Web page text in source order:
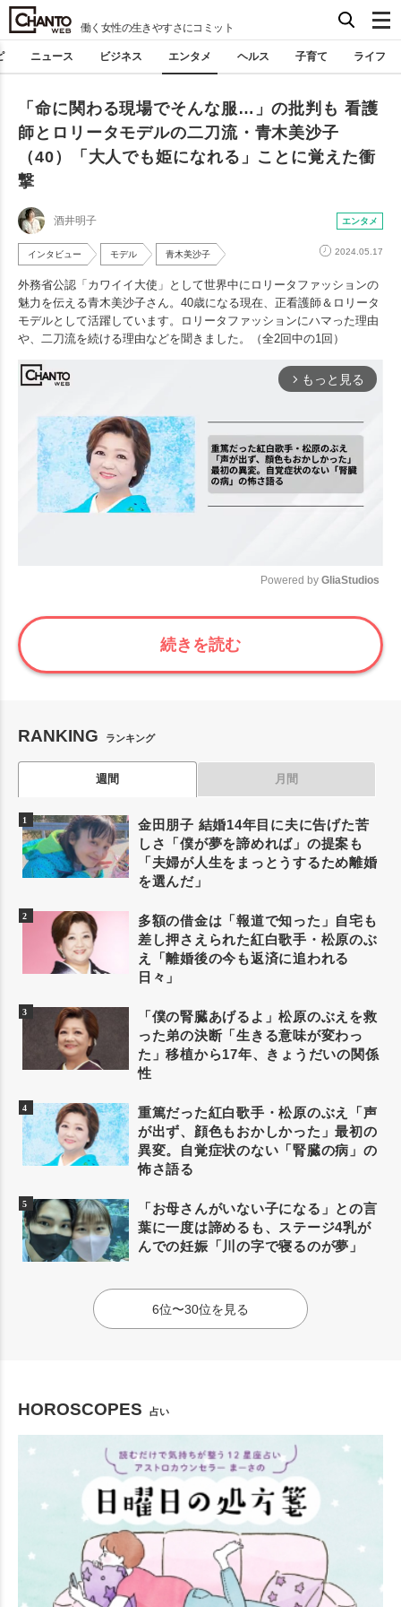
働く女性の生きやすさにコミット
ニュース ビジネス エンタメ ヘルス 子育て ライフ
「命に関わる現場でそんな服…」の批判も 看護
師とロリータモデルの二刀流・青木美沙子
（40）「大人でも姫になれる」ことに覚えた衝
撃
酒井明子 エンタメ
インタビュー モデル 青木美沙子 2024.05.17
外務省公認「カワイイ大使」として世界中にロリータファッションの
魅力を伝える青木美沙子さん。40歳になる現在、正看護師＆ロリータ
モデルとして活躍しています。ロリータファッションにハマった理由
や、二刀流を続ける理由などを聞きました。（全2回中の1回）
arrow_forward_ios もっと見る
Mute
Powered by GliaStudios
続きを読む
RANKING ランキング
週間 月間
金田朋子 結婚14年目に夫に告げた苦
しさ「僕が夢を諦めれば」の提案も
「夫婦が人生をまっとうするため離婚
を選んだ」
多額の借金は「報道で知った」自宅も
差し押さえられた紅白歌手・松原のぶ
え「離婚後の今も返済に追われる
日々」
「僕の腎臓あげるよ」松原のぶえを救
った弟の決断「生きる意味が変わっ
た」移植から17年、きょうだいの関係
性
重篤だった紅白歌手・松原のぶえ「声
が出ず、顔色もおかしかった」最初の
異変。自覚症状のない「腎臓の病」の
怖さ語る
「お母さんがいない子になる」との言
葉に一度は諦めるも、ステージ4乳が
んでの妊娠「川の字で寝るのが夢」
6位〜30位を見る
HOROSCOPES 占い